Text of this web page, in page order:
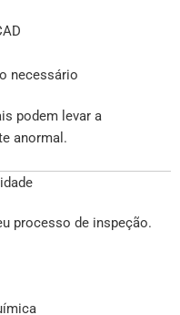
necessário
podem levar a
anormal.
processo de inspeção.